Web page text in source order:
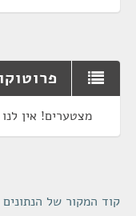
מצטערים! אין
קוד המקור של הנתונים